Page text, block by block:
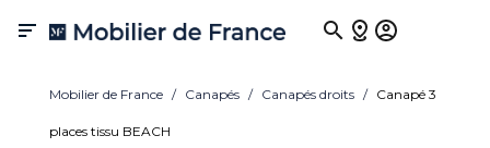

Mobilier de France Canapés Canapés droits Canapé 3
places tissu BEACH